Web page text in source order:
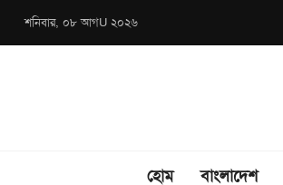
শনিবার, ০৮ আগU ২০২৬
হোম বাংলাদেশ